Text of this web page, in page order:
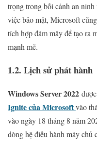
trọng trong bối cảnh an
việc bảo mật, Microsoft
tích hợp đám mây để tạo ra
mạnh mẽ.
1.2. Lịch sử phát hành
Windows Server 2022
Ignite của Microsoftvào
vào ngày 18 tháng 8 năm
dòng hệ điều hành máy